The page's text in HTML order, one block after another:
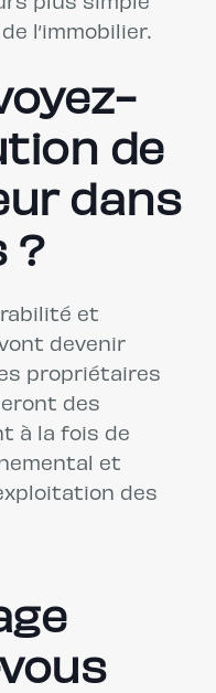
plus simple
l’immobilier.
de
dans
?
et
devenir
propriétaires
des
à la fois de
et
des